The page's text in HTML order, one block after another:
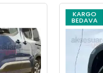
Stokta Yok
KARGO
BEDAVA